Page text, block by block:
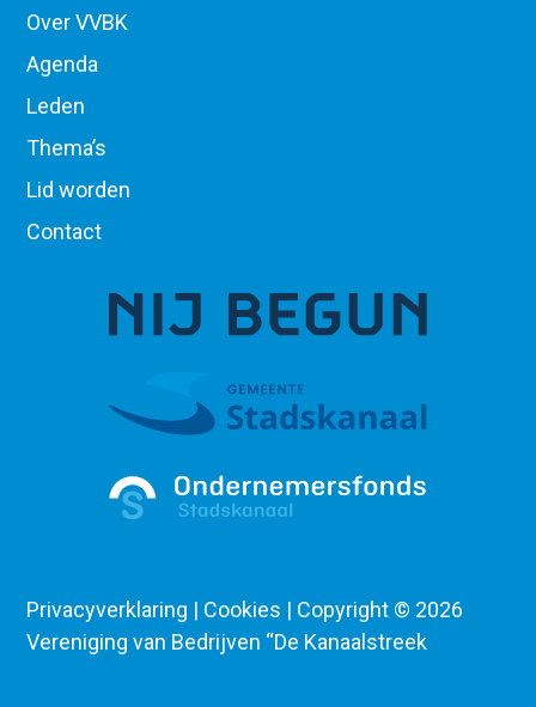
Over VVBK
Agenda
Leden
Thema’s
Lid worden
Contact
Privacyverklaring | Cookies | Copyright © 2026
Vereniging van Bedrijven “De Kanaalstreek